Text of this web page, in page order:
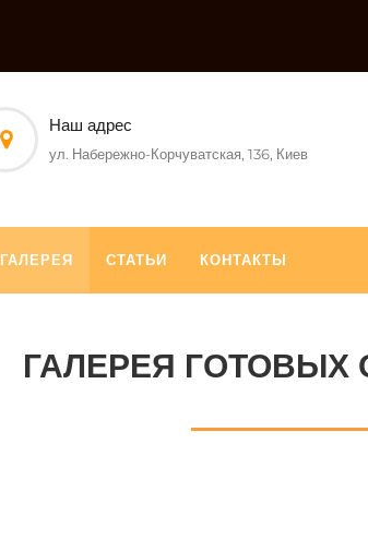
Наш адрес
ул. Набережно-Корчуватская, 136, Киев
ГАЛЕРЕЯ СТАТЬИ КОНТАКТЫ
ГАЛЕРЕЯ ГОТОВЫХ